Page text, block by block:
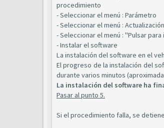
procedimiento
- Seleccionar el menú : Parámetro
- Seleccionar el menú : Actualización
- Seleccionar el menú : "Pulsar para
- Instalar el software
La instalación del software en el
El progreso de la instalación del
durante varios minutos
La instalación del software ha
Pasar al punto 5.
Si el procedimiento falla, se